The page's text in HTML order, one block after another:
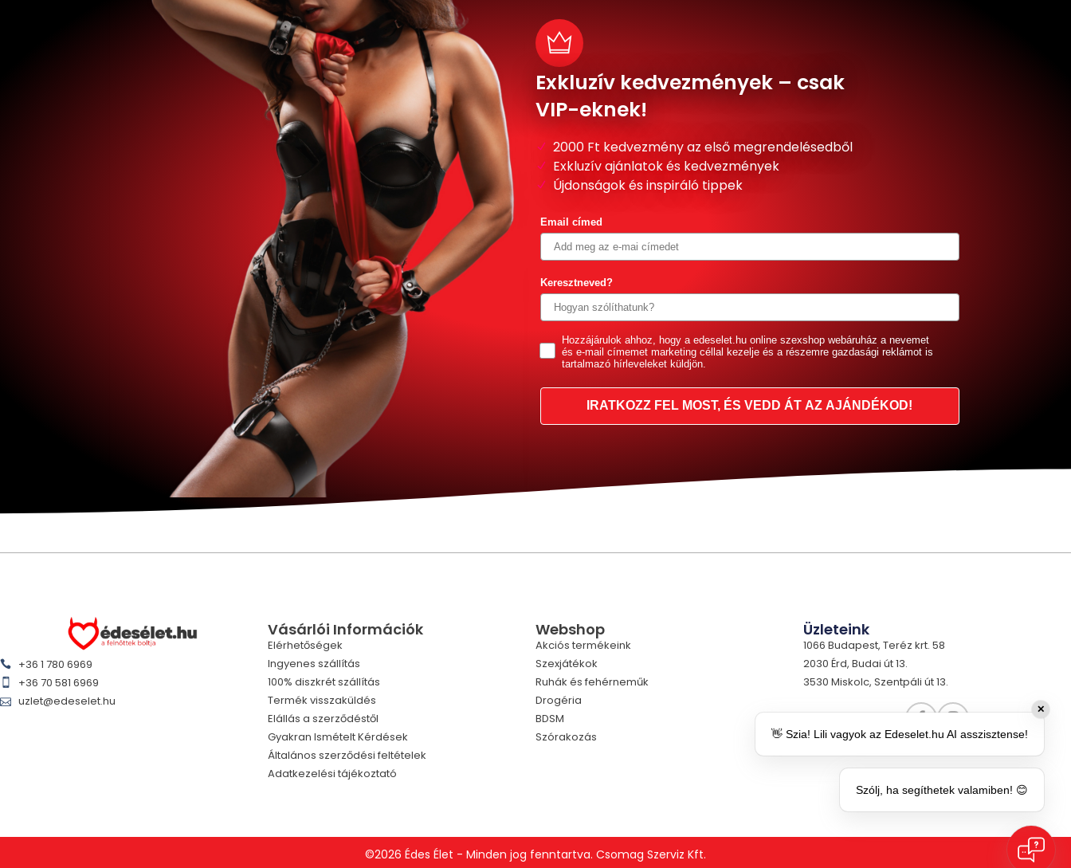
Exkluzív kedvezmények – csak
VIP-eknek!
2000 Ft kedvezmény az első megrendelésedből
Exkluzív ajánlatok és kedvezmények
Újdonságok és inspiráló tippek
Email címed
Keresztneved?
GDPRHozzájárulok ahhoz, hogy a edeselet.hu online szexshop webáruház a nevemet
és e-mail címemet marketing céllal kezelje és a részemre gazdasági reklámot is
tartalmazó hírleveleket küldjön.
IRATKOZZ FEL MOST, ÉS VEDD ÁT AZ AJÁNDÉKOD!
+36 1 780 6969
+36 70 581 6969
uzlet@edeselet.hu
Vásárlói Információk
Elérhetőségek
Ingyenes szállítás
100% diszkrét szállítás
Termék visszaküldés
Elállás a szerződéstől
Gyakran Ismételt Kérdések
Általános szerződési feltételek
Adatkezelési tájékoztató
Webshop
Akciós termékeink
Szexjátékok
Ruhák és fehérneműk
Drogéria
BDSM
Szórakozás
Üzleteink
1066 Budapest, Teréz krt. 58
2030 Érd, Budai út 13.
3530 Miskolc, Szentpáli út 13.
©2026 Édes Élet - Minden jog fenntartva. Csomag Szerviz Kft.
✕
👋 Szia! Lili vagyok az Edeselet.hu AI asszisztense!
Szólj, ha segíthetek valamiben! 😊